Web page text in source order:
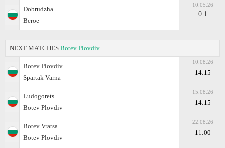
Dobrudzha
Beroe
10.05.26
0:1
NEXT MATCHES Botev Plovdiv
Botev Plovdiv
Spartak Varna
10.08.26
14:15
Ludogorets
Botev Plovdiv
15.08.26
14:15
Botev Vratsa
Botev Plovdiv
22.08.26
11:00